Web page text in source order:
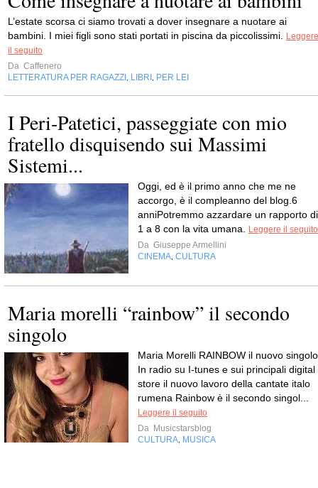
L’estate scorsa ci siamo trovati a dover insegnare a nuotare ai
bambini. I miei figli sono stati portati in piscina da piccolissimi.
Leggere
il seguito
Da Caffenero
LETTERATURA PER RAGAZZI
LIBRI PER LEI
I Peri-Patetici, passeggiate con mio
fratello disquisendo sui Massimi
Sistemi...
Oggi, ed è il primo anno che me ne
accorgo, è il compleanno del blog.6
anniPotremmo azzardare un rapporto di
1 a 8 con la vita umana.
Leggere il seguito
Da Giuseppe Armellini
CINEMA CULTURA
Maria morelli “rainbow” il secondo
singolo
Maria Morelli RAINBOW il nuovo singolo
In radio su I-tunes e sui principali digital
store il nuovo lavoro della cantate italo
rumena Rainbow è il secondo singol...
Leggere il seguito
Da Musicstarsblog
CULTURA MUSICA